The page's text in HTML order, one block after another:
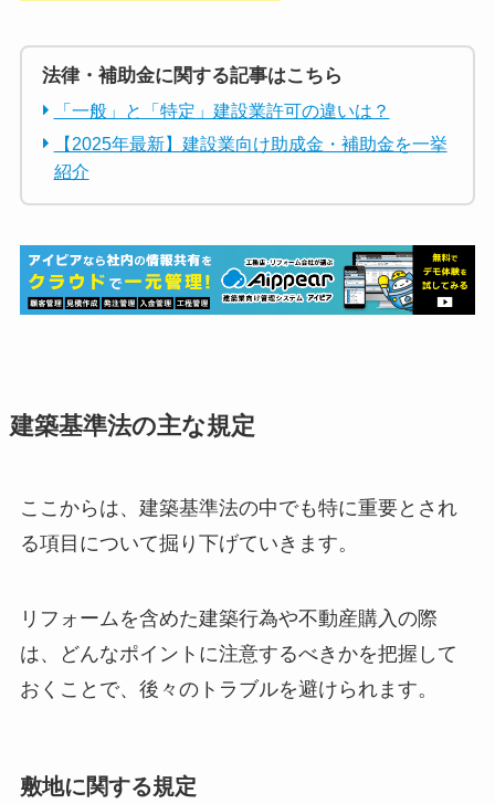
法律・補助金に関する記事はこちら
「一般」と「特定」建設業許可の違いは？
【2025年最新】建設業向け助成金・補助金を一挙
紹介
建築基準法の主な規定
ここからは、建築基準法の中でも特に重要とされ
る項目について掘り下げていきます。
リフォームを含めた建築行為や不動産購入の際
は、どんなポイントに注意するべきかを把握して
おくことで、後々のトラブルを避けられます。
敷地に関する規定